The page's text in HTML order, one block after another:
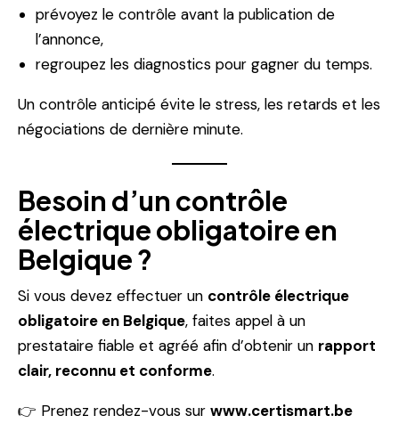
prévoyez le contrôle avant la publication de
l’annonce,
regroupez les diagnostics pour gagner du temps.
Un contrôle anticipé évite le stress, les retards et les
négociations de dernière minute.
Besoin d’un contrôle
électrique obligatoire en
Belgique ?
Si vous devez effectuer un contrôle électrique
obligatoire en Belgique, faites appel à un
prestataire fiable et agréé afin d’obtenir un rapport
clair, reconnu et conforme.
👉 Prenez rendez-vous sur www.certismart.be